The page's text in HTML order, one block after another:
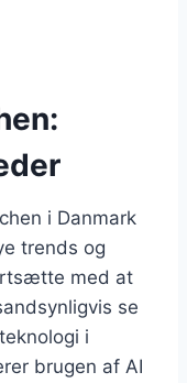
i Danmark
trends og
med at
se
i
brugen af AI